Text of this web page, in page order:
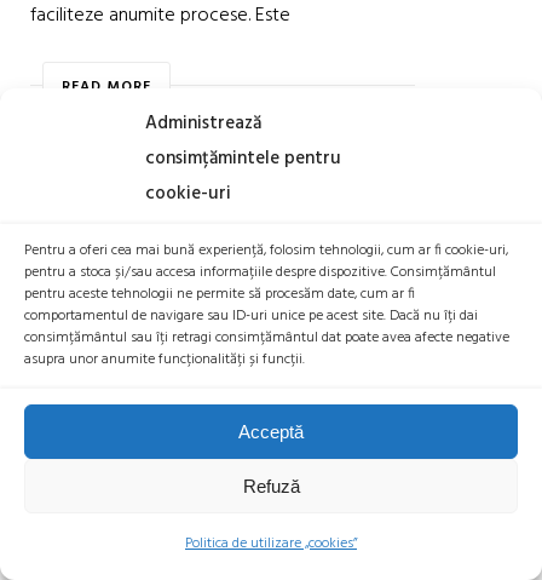
Administrează
consimțămintele pentru
cookie-uri
Pentru a oferi cea mai bună experiență, folosim tehnologii, cum ar fi cookie-uri,
pentru a stoca și/sau accesa informațiile despre dispozitive. Consimțământul
pentru aceste tehnologii ne permite să procesăm date, cum ar fi
comportamentul de navigare sau ID-uri unice pe acest site. Dacă nu îți dai
consimțământul sau îți retragi consimțământul dat poate avea afecte negative
asupra unor anumite funcționalități și funcții.
Acceptă
Refuză
Politica de utilizare „cookies”
faciliteze anumite procese. Este
READ MORE
CRIPTOMONEDELOR A CRESCUT CU
50% IN 2017
10 APRILIE 2017 BITCOIN,PRETUL BITCOIN
Articol scris de Mirona Noru
Piata de capital totala a criptomonedelor a crescut cu mai
mult de jumatate de la inceputul anului pana in prezent.
Cresterea se datoreaza in mare parte criptomonedelor